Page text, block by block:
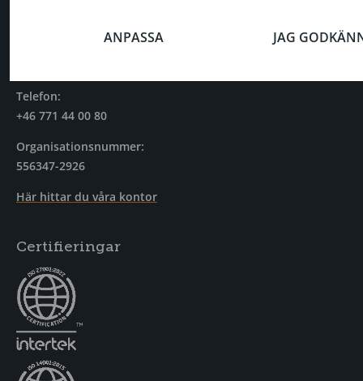
ANPASSA JAG
Sankt Eriksgatan 119
Telefon:
+46 771 44 00 80
Organisationsnummer:
556347-2926
Här hittar du våra kontor
Certifieringar